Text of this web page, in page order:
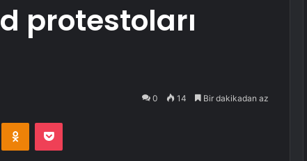
protestoları
0 14 Bir dakikadan az
Odnoklassniki
Pocket